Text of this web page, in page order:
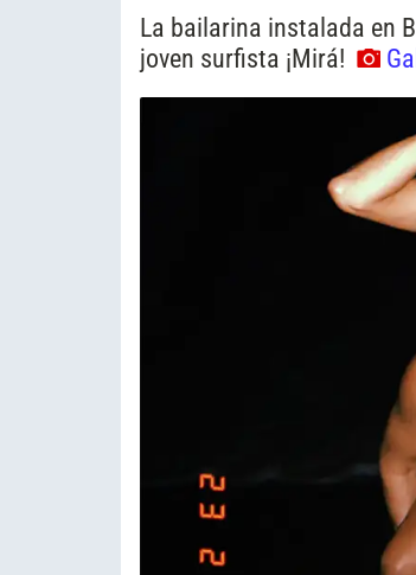
La bailarina instalada en
joven surfista ¡Mirá!